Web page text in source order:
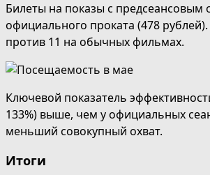
Билеты на показы с
официального проката (478
против 11 на обычных фильмах.
Ключевой показатель
133%) выше, чем у официальных
меньший совокупный охват.
Итоги